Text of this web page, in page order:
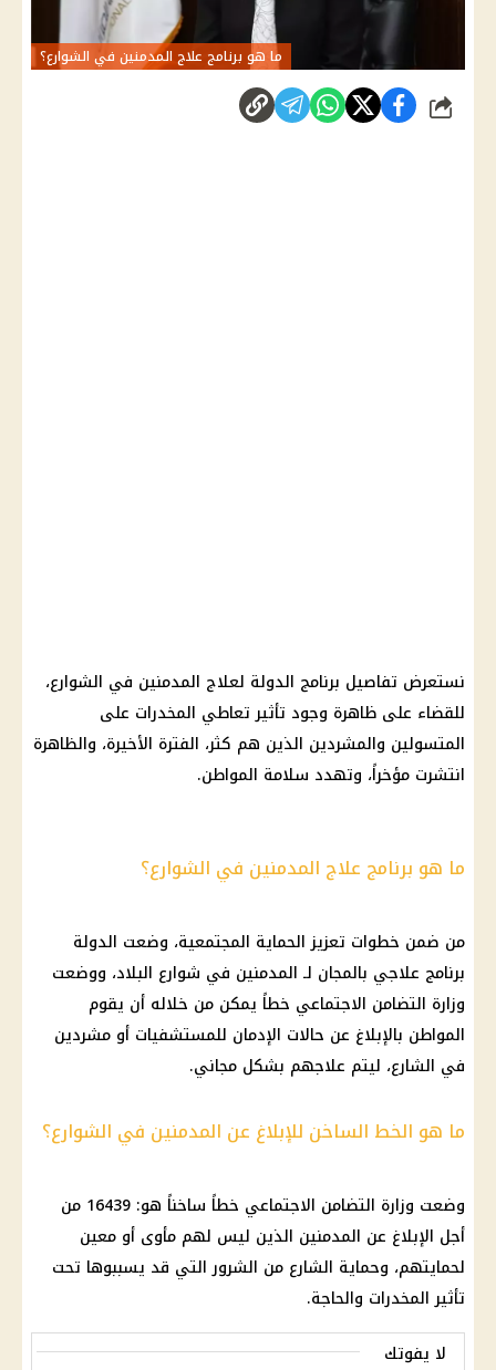
ما هو برنامج علاج المدمنين في الشوارع؟
شارك
نستعرض تفاصيل برنامج الدولة لعلاج المدمنين في الشوارع،
للقضاء على ظاهرة وجود تأثير تعاطي المخدرات على
المتسولين والمشردين الذين هم كثر، الفترة الأخيرة، والظاهرة
انتشرت مؤخراً، وتهدد سلامة المواطن.
ما هو برنامج علاج المدمنين في الشوارع؟
من ضمن خطوات تعزيز الحماية المجتمعية، وضعت الدولة
برنامج علاجي بالمجان لـ المدمنين في شوارع البلاد، ووضعت
وزارة التضامن الاجتماعي خطاً يمكن من خلاله أن يقوم
المواطن بالإبلاغ عن حالات الإدمان للمستشفيات أو مشردين
في الشارع، ليتم علاجهم بشكل مجاني.
ما هو الخط الساخن للإبلاغ عن المدمنين في الشوارع؟
وضعت وزارة التضامن الاجتماعي خطاً ساخناً هو: 16439 من
أجل الإبلاغ عن المدمنين الذين ليس لهم مأوى أو معين
لحمايتهم، وحماية الشارع من الشرور التي قد يسببوها تحت
تأثير المخدرات والحاجة.
لا يفوتك